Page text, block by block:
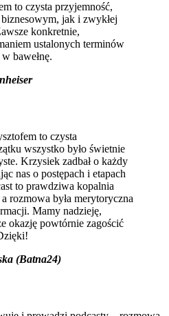
to czysta przyjemność,
jak i zwykłej
konkretnie,
ustalonych terminów
bawełnę.
to czysta
wszystko było świetnie
Krzysiek zadbał o każdy
nas o postępach i etapach
to prawdziwa kopalnia
rozmowa była merytoryczna
Mamy nadzieję,
okazję powtórnie zagościć
(Batna24)